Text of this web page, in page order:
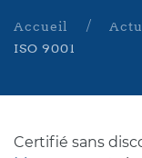
Accueil
ISO 9001
Certifié sans